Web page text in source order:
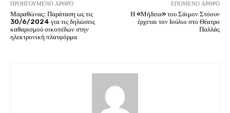
ΠΡΟΗΓΟΎΜΕΝΟ ΆΡΘΡΟ
Μαραθώνας: Παράταση ως τις
30/6/2024 για τις δηλώσεις
καθαρισμού οικοπέδων στην
ηλεκτρονική πλατφόρμα
ΕΠΌΜΕΝΟ ΆΡΘΡΟ
Η «Μήδεια» του Σάιμον Στόουν
έρχεται τον Ιούλιο στο Θέατρο
Παλλάς